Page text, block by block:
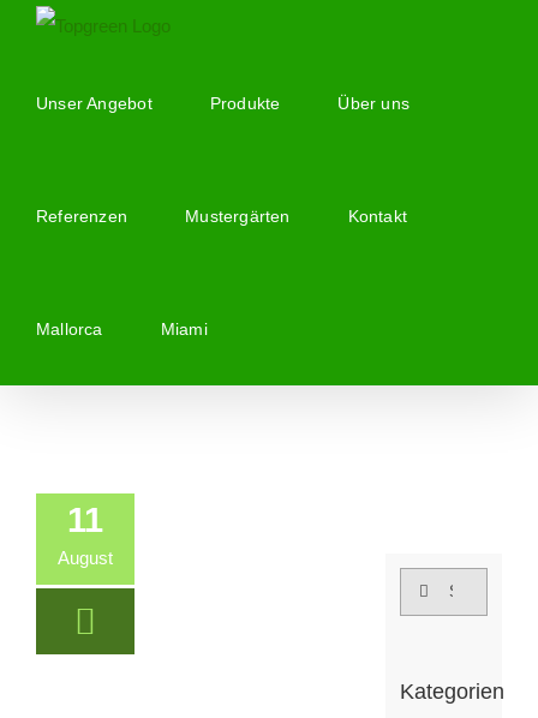
springenUnser Angebot Produkte Über uns
Referenzen Mustergärten Kontakt
Mallorca Miami
11
August
Suche
Kategorien